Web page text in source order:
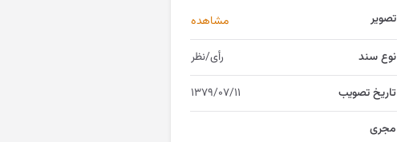
تصویر مشاهده
نوع سند رأی/نظر
تاریخ تصویب ۱۳۷۹/۰۷/۱۱
مجری